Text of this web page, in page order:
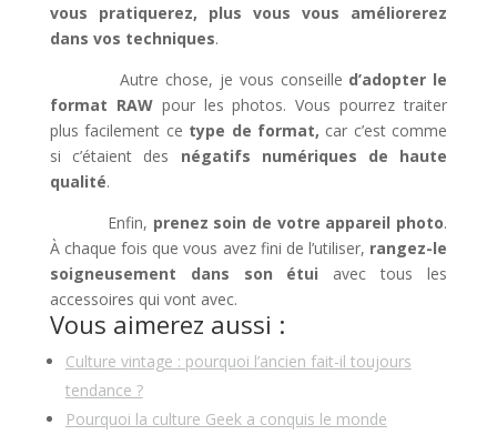
vous pratiquerez, plus vous vous améliorerez
dans vos techniques.
Autre chose, je vous conseille d’adopter le
format RAWpour les photos. Vous pourrez traiter
plus facilement ce type de format, car c’est comme
si c’étaient des négatifs numériques de haute
qualité.
Enfin, prenez soin de votre appareil photo.
À chaque fois que vous avez fini de l’utiliser, rangez-le
soigneusement dans son étui avec tous les
accessoires qui vont avec.
Vous aimerez aussi :
Culture vintage : pourquoi l’ancien fait-il toujours
tendance ?
Pourquoi la culture Geek a conquis le monde